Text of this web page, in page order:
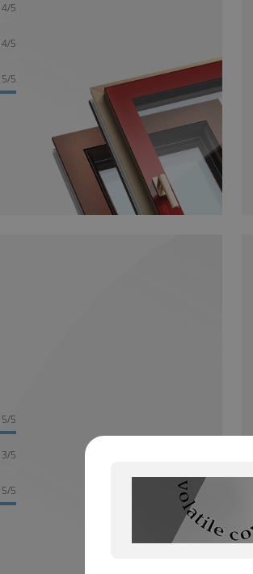
4/5
4/5
5/5
5/5
3/5
5/5